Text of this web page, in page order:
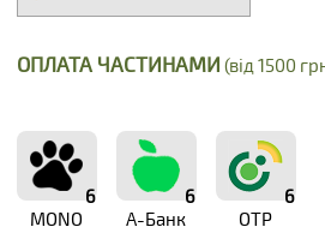
ОПЛАТА ЧАСТИНАМИ (від 1500
6
MONO
6
А-Банк
6
OTP